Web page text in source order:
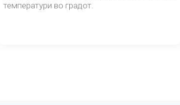
температури во градот.